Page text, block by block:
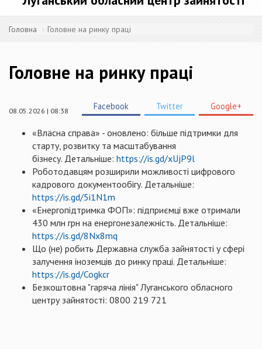
Головна Головне на ринку праці
Головне на ринку праці
08.05.2026 | 08:38 Facebook Twitter Google+
«Власна справа» - оновлено: більше підтримки для
старту, розвитку та масштабування
бізнесу. Детальніше: https://is.gd/xUjP9l
Роботодавцям розширили можливості цифрового
кадрового документообігу. Детальніше:
https://is.gd/5i1N1m
«Енергопідтримка ФОП»: підприємці вже отримали
430 млн грн на енергонезалежність. Детальніше:
https://is.gd/8Nx8mq
Що (не) робить Державна служба зайнятості у сфері
залучення іноземців до ринку праці. Детальніше:
https://is.gd/Cogkcr
Безкоштовна "гаряча лінія" Луганського обласного
центру зайнятості: 0800 219 721